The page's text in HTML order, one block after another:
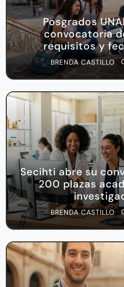
Posgrados
convocatoria
requisitos y
BRENDA CASTILLO
Secihti abre su
200 plazas
BRENDA CASTILLO